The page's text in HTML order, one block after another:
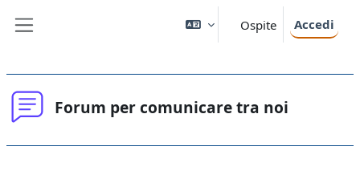
Ospite Accedi
Forum per comunicare tra noi